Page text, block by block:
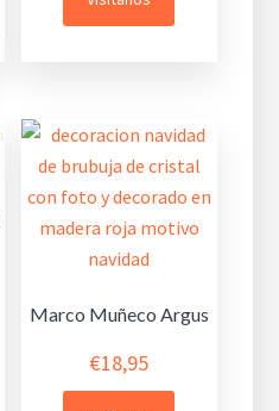
Marco Muñeco Argus
€18,95